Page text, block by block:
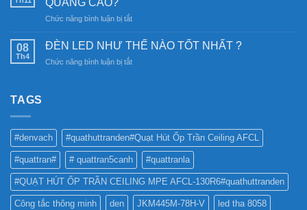
nghệ
sáng
Đèn
Nam
6SS-
Chức năng bình luận bị tắtở
NÊN
DỤNG
QUẢNG
CÁO?
08
Th4
ĐÈN LED NHƯ THẾ NÀO TỐT NHẤT ?
Chức năng bình luận bị tắtở
TỐT
NHẤT
?
TAGS
#denvach #quathuttranden#Quạt Hút Ốp Trần Ceiling AFCL
#quattran# # quattran5canh #quattranla
#QUẠT HÚT ỐP TRẦN CEILING MPE AFCL-130R6#quathuttranden
Công tắc thông minh den JKM445M-78H-V led tha 8058